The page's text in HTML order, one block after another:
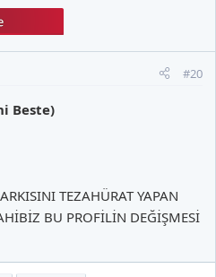
#20
Beste)
TEZAHÜRAT YAPAN
BU PROFİLİN DEĞİŞMESİ